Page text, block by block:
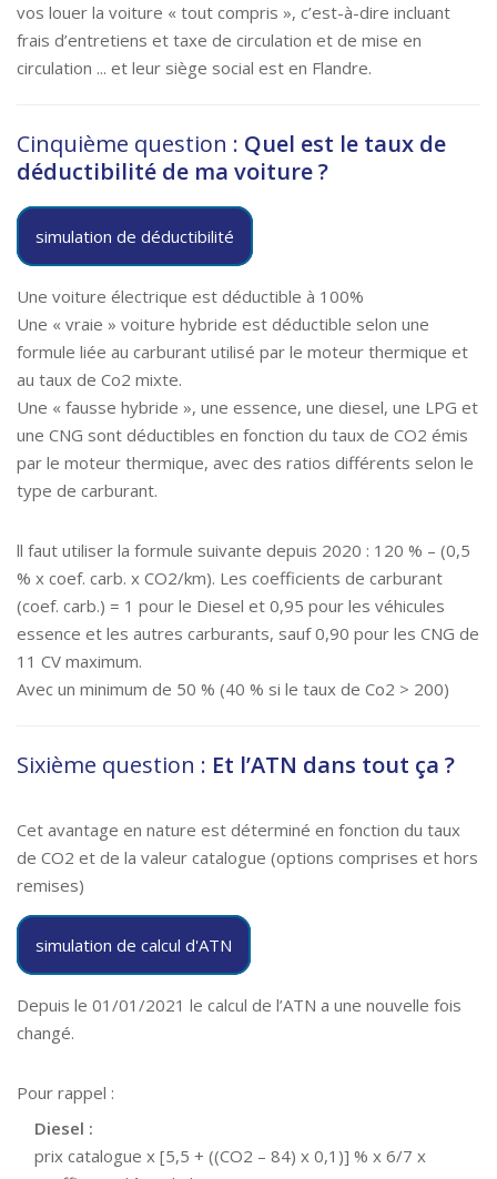
vos louer la voiture « tout compris », c’est-à-dire incluant
frais d’entretiens et taxe de circulation et de mise en
circulation ... et leur siège social est en Flandre.
Cinquième question : Quel est le taux de
déductibilité de ma voiture ?
simulation de déductibilité
Une voiture électrique est déductible à 100%
Une « vraie » voiture hybride est déductible selon une
formule liée au carburant utilisé par le moteur thermique et
au taux de Co2 mixte.
Une « fausse hybride », une essence, une diesel, une LPG et
une CNG sont déductibles en fonction du taux de CO2 émis
par le moteur thermique, avec des ratios différents selon le
type de carburant.
ll faut utiliser la formule suivante depuis 2020 : 120 % – (0,5
% x coef. carb. x CO2/km). Les coefficients de carburant
(coef. carb.) = 1 pour le Diesel et 0,95 pour les véhicules
essence et les autres carburants, sauf 0,90 pour les CNG de
11 CV maximum.
Avec un minimum de 50 % (40 % si le taux de Co2 > 200)
Sixième question : Et l’ATN dans tout ça ?
Cet avantage en nature est déterminé en fonction du taux
de CO2 et de la valeur catalogue (options comprises et hors
remises)
simulation de calcul d'ATN
Depuis le 01/01/2021 le calcul de l’ATN a une nouvelle fois
changé.
Pour rappel :
Diesel :
prix catalogue x [5,5 + ((CO2 – 84) x 0,1)] % x 6/7 x